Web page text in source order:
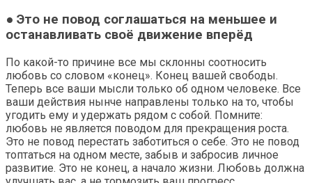
● Это не повод соглашаться на меньшее и
останавливать своё движение вперёд
По какой-то причине все мы склонны соотносить
любовь со словом «конец». Конец вашей свободы.
Теперь все ваши мысли только об одном человеке. Все
ваши действия нынче направлены только на то, чтобы
угодить ему и удержать рядом с собой. Помните:
любовь не является поводом для прекращения роста.
Это не повод перестать заботиться о себе. Это не повод
топтаться на одном месте, забыв и забросив личное
развитие. Это не конец, а начало жизни. Любовь должна